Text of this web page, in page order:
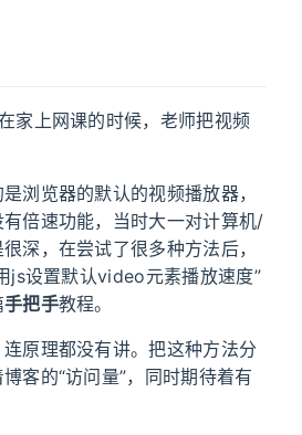
家上网课的时候，老师把视频
浏览器的默认的视频播放器，
倍速功能，当时大一对计算机/
深，在尝试了很多种方法后，
js设置默认video元素播放速度”
手把手教程。
原理都没有讲。把这种方法分
客的“访问量”，同时期待着有